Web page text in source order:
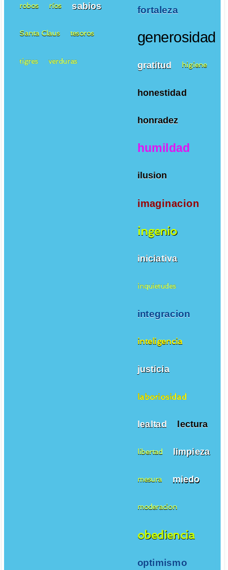
fortaleza
generosidad
gratitud higiene
honestidad
honradez
humildad
ilusion
imaginacion
ingenio
iniciativa
inquietudes
integracion
inteligencia
justicia
laboriosidad
lealtad lectura
libertad limpieza
mesura miedo
moderacion
obediencia
optimismo
robos ríos sabios
Santa Claus tesoros
tigres verduras